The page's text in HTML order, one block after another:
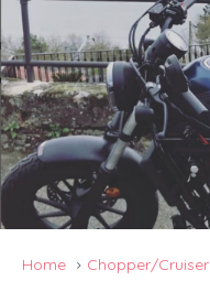
Home Chopper/Cruiser